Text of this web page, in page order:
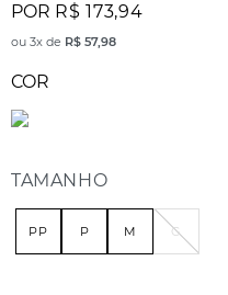
POR R$ 173,94
ou 3x de R$ 57,98
TAMANHO
PP P M G